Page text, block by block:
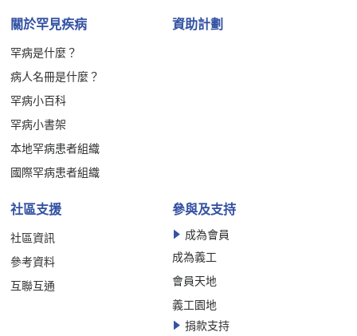
關於罕見疾病
罕病是什麼？
病人名冊是什麼？
罕病小百科
罕病小書架
本地罕病患者組織
國際罕病患者組織
資助計劃
社區支援
社區資訊
參考資料
互聯互通
參與及支持
成為會員
成為義工
會員天地
義工園地
捐款支持